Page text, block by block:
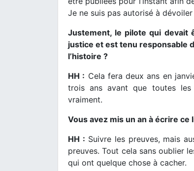
Je ne suis pas autorisé à
Justement, le pilote qui devait
justice et est tenu responsable
l’histoire ?
HH : Cela fera deux ans en
trois ans avant que toutes
vraiment.
Vous avez mis un an à écrire
HH : Suivre les preuves, mais
preuves. Tout cela sans oublier
qui ont quelque chose à cacher.